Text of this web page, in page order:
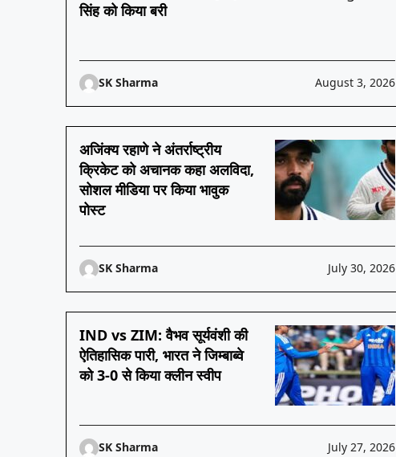
सिंह को किया बरी
SK Sharma August 3, 2026
अजिंक्य रहाणे ने अंतर्राष्ट्रीय
क्रिकेट को अचानक कहा अलविदा,
सोशल मीडिया पर किया भावुक
पोस्ट
SK Sharma July 30, 2026
IND vs ZIM: वैभव सूर्यवंशी की
ऐतिहासिक पारी, भारत ने जिम्बाब्वे
को 3-0 से किया क्लीन स्वीप
SK Sharma July 27, 2026